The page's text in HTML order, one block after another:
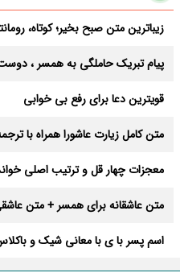
زیباترین متن صبح بخیر؛ کوتاه،
پیام تبریک حاملگی به همسر ،
قویترین دعا برای رفع بی خوابی
متن کامل زیارت عاشورا همراه با
معجزات چهار قل و ترتیب اصلی
متن عاشقانه برای همسر + متن
اسم پسر با ی با معانی شیک و